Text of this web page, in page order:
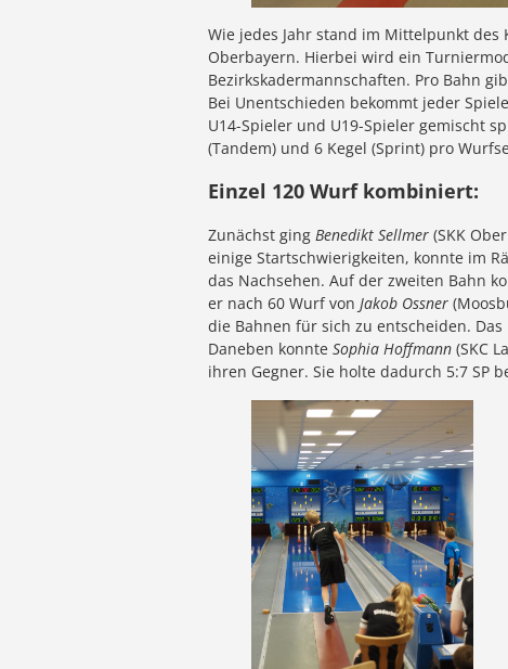
Wie jedes Jahr stand im Mittelpunkt des
Oberbayern. Hierbei wird ein
Bezirkskadermannschaften. Pro Bahn
Bei Unentschieden bekommt jeder
U14-Spieler und U19-Spieler gemischt
(Tandem) und 6 Kegel (Sprint) pro
Einzel 120 Wurf kombiniert:
Zunächst ging Benedikt Sellmer (SKK
einige Startschwierigkeiten, konnte im
das Nachsehen. Auf der zweiten Bahn
er nach 60 Wurf von Jakob Ossner
die Bahnen für sich zu entscheiden.
Daneben konnte Sophia Hoffmann (SKC
ihren Gegner. Sie holte dadurch 5:7 SP